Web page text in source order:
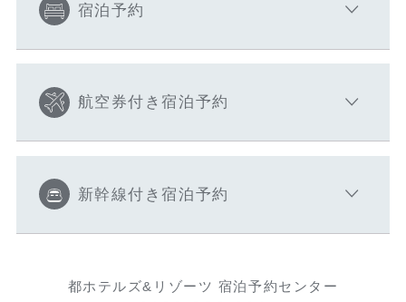
宿泊予約
航空券付き宿泊予約
新幹線付き宿泊予約
都ホテルズ&リゾーツ 宿泊予約センター